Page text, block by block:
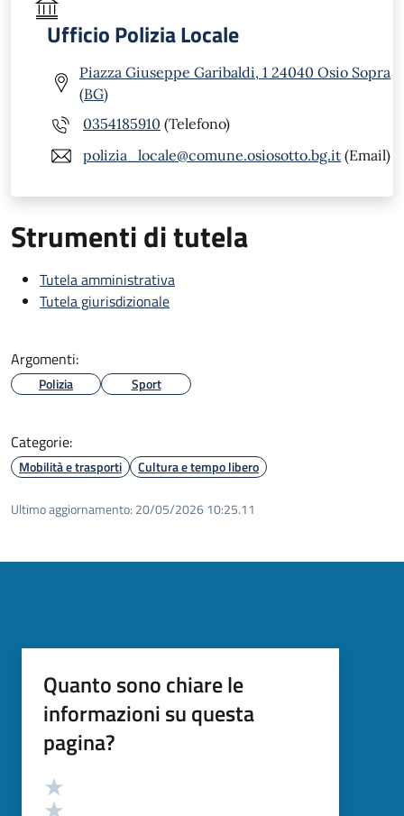
Ufficio Polizia Locale
Piazza Giuseppe Garibaldi, 1 24040 Osio Sopra
(BG)
0354185910 (Telefono)
polizia_locale@comune.osiosotto.bg.it (Email)
Strumenti di tutela
Tutela amministrativa
Tutela giurisdizionale
Argomenti:
Polizia Sport
Categorie:
Mobilità e trasporti Cultura e tempo libero
Ultimo aggiornamento: 20/05/2026 10:25.11
Quanto sono chiare le
informazioni su questa
pagina?
Valutazione